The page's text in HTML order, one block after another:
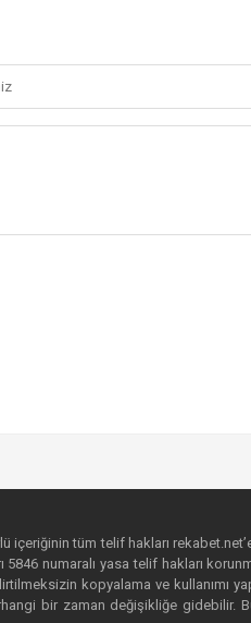
tüm telif hakları
numaralı yasa telif hakları
kopyalama ve kullanımı
bir zaman değişikliğe